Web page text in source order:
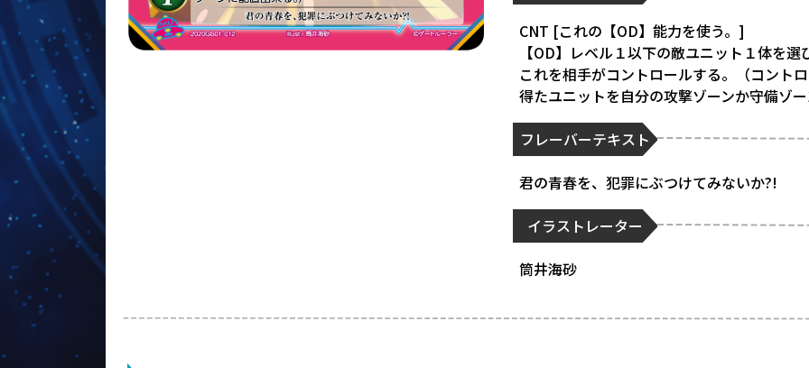
CNT [これの【OD】能力を使う。]
【OD】レベル１以下の敵ユニット１体を
これを相手がコントロールする。（コント
得たユニットを自分の攻撃ゾーンか守備ゾ
フレーバーテキスト
君の青春を、犯罪にぶつけてみないか?!
イラストレーター
筒井海砂